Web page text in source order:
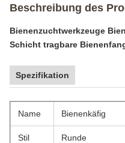
Beschreibung des
Bienenzuchtwerkzeuge
Schicht tragbare
Spezifikation
Name Bienenkäfig
Stil Runde